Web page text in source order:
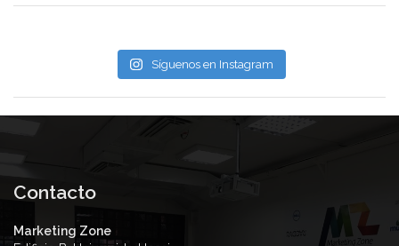
Síguenos en Instagram
Contacto
Marketing Zone